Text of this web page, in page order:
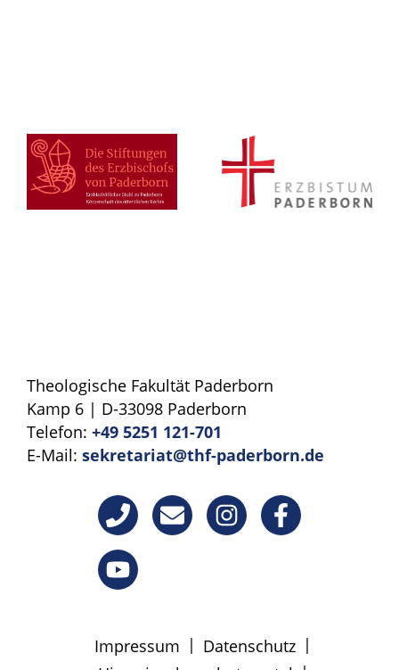
Theologische Fakultät Paderborn
Kamp 6 | D-33098 Paderborn
Telefon: +49 5251 121-701
E-Mail: sekretariat@thf-paderborn.de
Impressum | Datenschutz |